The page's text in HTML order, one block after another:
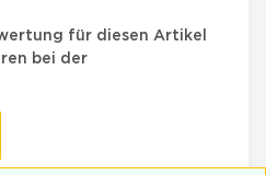
für diesen Artikel
bei der